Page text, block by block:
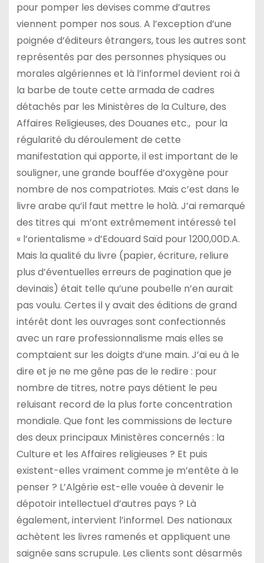
pour pomper les devises comme d’autres
viennent pomper nos sous. A l’exception d’une
poignée d’éditeurs étrangers, tous les autres sont
représentés par des personnes physiques ou
morales algériennes et là l’informel devient roi à
la barbe de toute cette armada de cadres
détachés par les Ministères de la Culture, des
Affaires Religieuses, des Douanes etc., pour la
régularité du déroulement de cette
manifestation qui apporte, il est important de le
souligner, une grande bouffée d’oxygène pour
nombre de nos compatriotes. Mais c’est dans le
livre arabe qu’il faut mettre le holà. J’ai remarqué
des titres qui m’ont extrêmement intéressé tel
« l’orientalisme » d’Edouard Saïd pour 1200,00D.A.
Mais la qualité du livre (papier, écriture, reliure
plus d’éventuelles erreurs de pagination que je
devinais) était telle qu’une poubelle n’en aurait
pas voulu. Certes il y avait des éditions de grand
intérêt dont les ouvrages sont confectionnés
avec un rare professionnalisme mais elles se
comptaient sur les doigts d’une main. J’ai eu à le
dire et je ne me gêne pas de le redire : pour
nombre de titres, notre pays détient le peu
reluisant record de la plus forte concentration
mondiale. Que font les commissions de lecture
des deux principaux Ministères concernés : la
Culture et les Affaires religieuses ? Et puis
existent-elles vraiment comme je m’entête à le
penser ? L’Algérie est-elle vouée à devenir le
dépotoir intellectuel d’autres pays ? Là
également, intervient l’informel. Des nationaux
achètent les livres ramenés et appliquent une
saignée sans scrupule. Les clients sont désarmés